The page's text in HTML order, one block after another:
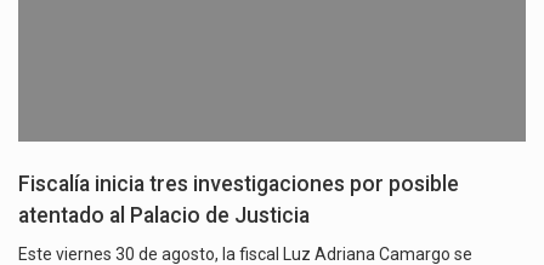
Fiscalía inicia tres investigaciones por posible
atentado al Palacio de Justicia
Este viernes 30 de agosto, la fiscal Luz Adriana Camargo se